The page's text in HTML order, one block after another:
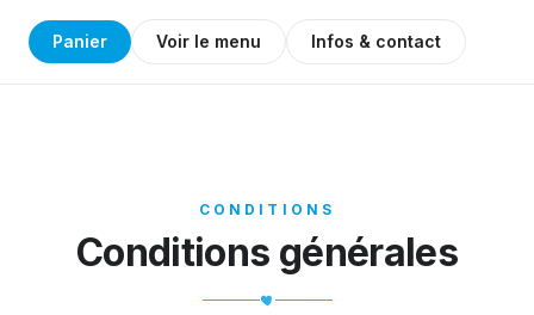
Panier Voir le menu Infos & contact
CONDITIONS
Conditions générales